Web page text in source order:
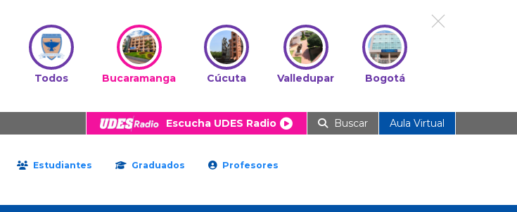
Todos Bucaramanga Cúcuta Valledupar Bogotá
Escucha UDES Radio Buscar Aula Virtual
Estudiantes Graduados Profesores